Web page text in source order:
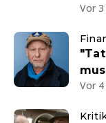
Vor
Vor